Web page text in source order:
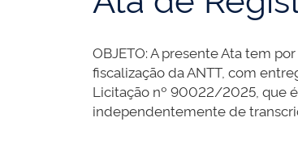
OBJETO: A presente Ata tem
fiscalização da ANTT, com
Licitação nº 90022/2025, que
independentemente de